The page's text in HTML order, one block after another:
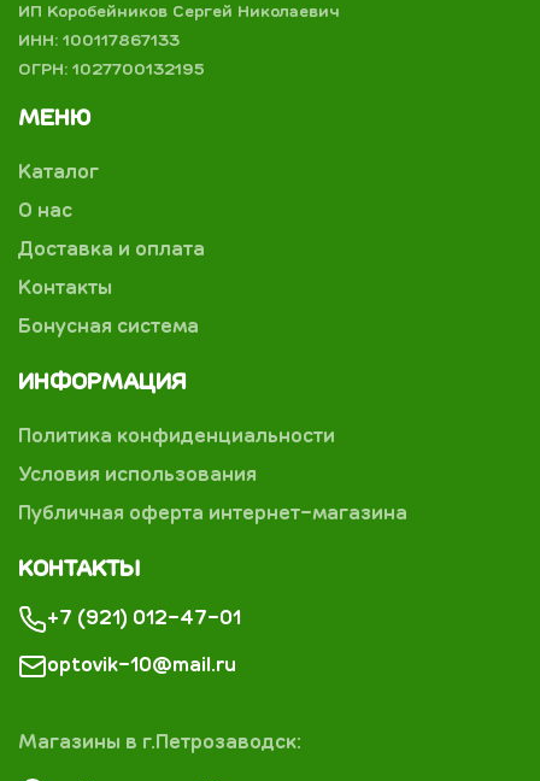
ИП Коробейников Сергей Николаевич
ИНН: 100117867133
ОГРН: 1027700132195
МЕНЮ
Каталог
О нас
Доставка и оплата
Контакты
Бонусная система
ИНФОРМАЦИЯ
Политика конфиденциальности
Условия использования
Публичная оферта интернет-магазина
КОНТАКТЫ
+7 (921) 012-47-01
optovik-10@mail.ru
Магазины в г.Петрозаводск: